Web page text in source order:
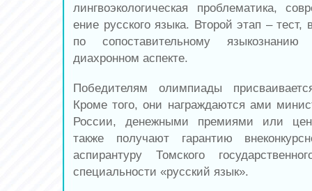
лингвоэкологическая проблематика,
ение русского языка. Второй этап –
по сопоставительному
диахронном аспекте.
Победителям олимпиады
Кроме того, они награждаются ами
России, денежными премиями или
также получают гарантию
аспирантуру Томского
специальности «русский язык».